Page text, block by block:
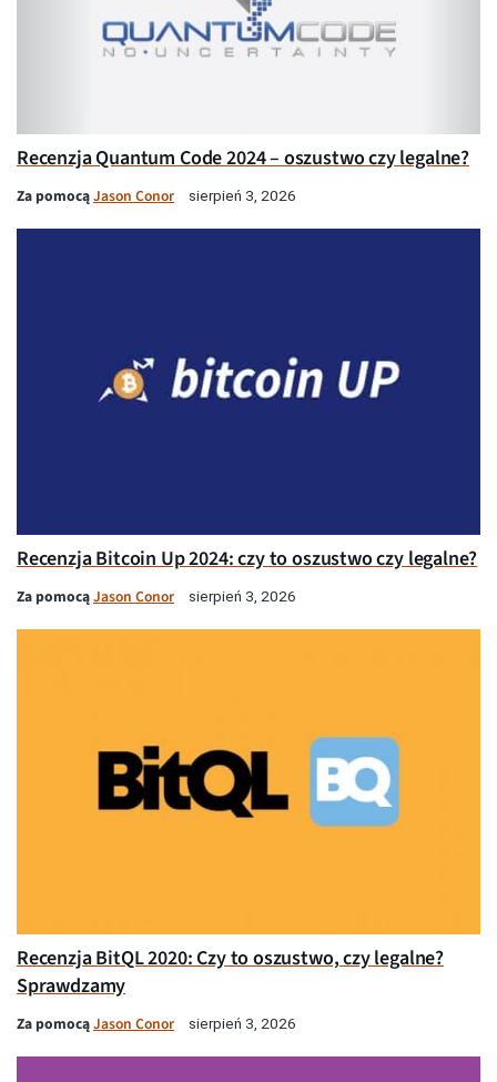
Recenzja Quantum Code 2024 – oszustwo czy legalne?
Za pomocąJason Conor sierpień 3, 2026
Recenzja Bitcoin Up 2024: czy to oszustwo czy legalne?
Za pomocąJason Conor sierpień 3, 2026
Recenzja BitQL 2020: Czy to oszustwo, czy legalne?
Sprawdzamy
Za pomocąJason Conor sierpień 3, 2026